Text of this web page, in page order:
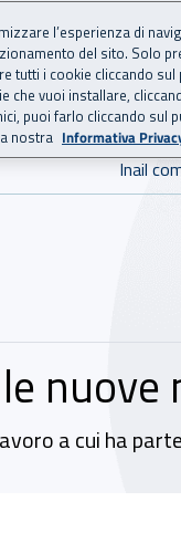
Inail
a cui ha
l’esperienza di
del sito. Solo
i cookie cliccando sul
vuoi installare,
puoi farlo cliccando sul
nostra Informativa